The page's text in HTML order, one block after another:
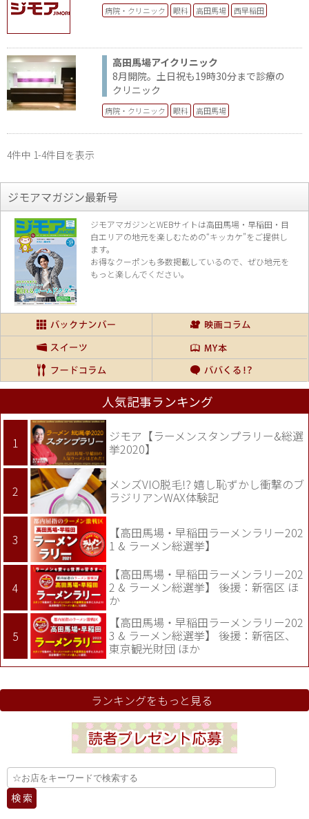
病院・クリニック 眼科 高田馬場 西早稲田
高田馬場アイクリニック
8月開院。土日祝も19時30分まで診療の
クリニック
病院・クリニック 眼科 高田馬場
4件中 1-4件目を表示
ジモアマガジン最新号
ジモアマガジンとWEBサイトは高田馬場・早稲田・目
白エリアの地元を楽しむための“キッカケ”をご提供し
ます。
お得なクーポンも多数掲載しているので、 ぜひ地元を
もっと楽しんでください。
人気記事ランキング
ジモア【ラーメンスタンプラリー&総選
挙2020】
メンズVIO脱毛!? 嬉し恥ずかし衝撃のブ
ラジリアンWAX体験記
【高田馬場・早稲田ラーメンラリー202
1 & ラーメン総選挙】
【高田馬場・早稲田ラーメンラリー202
2 & ラーメン総選挙】 後援：新宿区 ほ
か
【高田馬場・早稲田ラーメンラリー202
3 & ラーメン総選挙】 後援：新宿区、
東京観光財団 ほか
ランキングをもっと見る